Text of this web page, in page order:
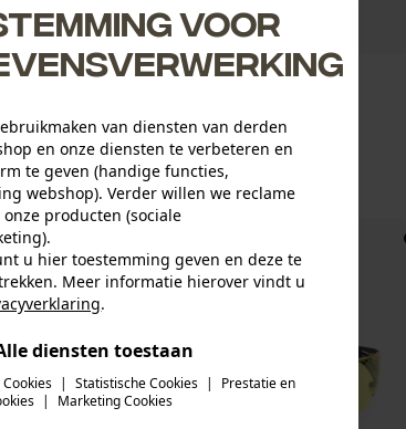
1.5
FB Hydraulic Pressnippel DKOS
2,34 €*
voor
van diensten van derden
en onze diensten te verbeteren en
te geven (handige functies,
webshop). Verder willen we reclame
onze producten (sociale
u hier toestemming geven en deze te
Meer informatie hierover vindt u
.
diensten toestaan
| Statistische Cookies |
Prestatie en
| Marketing Cookies
te proberen.